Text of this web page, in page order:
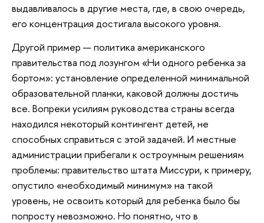
выдавливалось в другие места, где, в свою очередь,
его концентрация достигала высокого уровня.
Другой пример — политика американского
правительства под лозунгом «Ни одного ребенка за
бортом»: установление определенной минимальной
образовательной планки, каковой должны достичь
все. Вопреки усилиям руководства страны всегда
находился некоторый контингент детей, не
способных справиться с этой задачей. И местные
администрации прибегали к остроумным решениям
проблемы: правительство штата Миссури, к примеру,
опустило «необходимый минимум» на такой
уровень, не освоить который для ребенка было бы
попросту невозможно. Но понятно, что в